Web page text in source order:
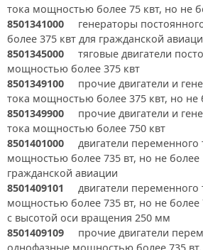
тока мощностью более 75 квт, но не
8501341000 генераторы
более 375 квт для гражданской
8501345000 тяговые двигатели
мощностью более 375 квт
8501349100 прочие двигатели и
тока мощностью более 375 квт, но не
8501349900 прочие двигатели и
тока мощностью более 750 квт
8501401000 двигатели переменного
мощностью более 735 вт, но не более
гражданской авиации
8501409101
двигатели переменного
мощностью более 735 вт, но не более
с высотой оси вращения 250 мм
8501409109 прочие двигатели